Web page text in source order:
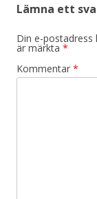
g
g
s
n
Lämna ett
Din e-postadress
är märkta *
Kommentar *